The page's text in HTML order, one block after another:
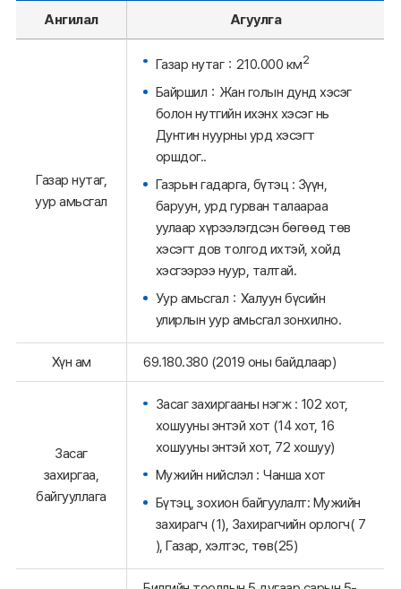
Ангилал Агуулга
Газар нутаг,
уур амьсгал
Газар нутаг：210.000 км2
Байршил：Жан голын дунд хэсэг
болон нутгийн ихэнх хэсэг нь
Дунтин нуурны урд хэсэгт
оршдог..
Газрын гадарга, бүтэц : Зүүн,
баруун, урд гурван талаараа
уулаар хүрээлэгдсэн бөгөөд төв
хэсэгт дов толгод ихтэй, хойд
хэсгээрээ нуур, талтай.
Уур амьсгал：Халуун бүсийн
улирлын уур амьсгал зонхилно.
Хүн ам 69.180.380 (2019 оны байдлаар)
Засаг
захиргаа,
байгууллага
Засаг захиргааны нэгж : 102 хот,
хошууны энтэй хот (14 хот, 16
хошууны энтэй хот, 72 хошуу)
Мужийн нийслэл : Чанша хот
Бүтэц, зохион байгуулалт: Мужийн
захирагч (1), Захирагчийн орлогч( 7
), Газар, хэлтэс, төв(25)